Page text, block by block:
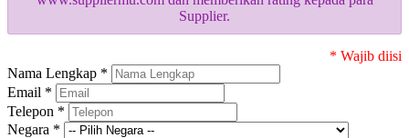
Supplier.
* Wajib diisi
Nama Lengkap *
Email *
Telepon *
Negara *